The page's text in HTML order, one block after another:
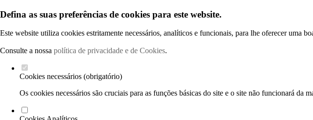
Defina as suas preferências de cookies para este website.
Este website utiliza cookies estritamente necessários, analíticos e funcionais, para lhe oferecer uma
Consulte a nossa política de privacidade e de Cookies.
Cookies necessários (obrigatório)
Os cookies necessários são cruciais para as funções básicas do site e o site não funcionará da